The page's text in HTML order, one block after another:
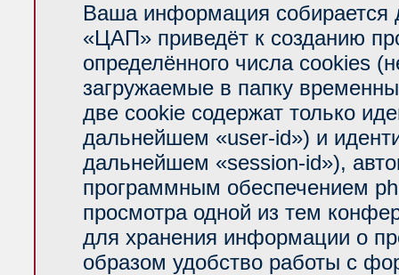
Ваша информация собирается
«ЦАП» приведёт к созданию
определённого числа cookies
загружаемые в папку
две cookie содержат только
дальнейшем «user-id») и
дальнейшем «session-id»),
программным обеспечением
просмотра одной из тем
для хранения информации о
образом удобство работы с